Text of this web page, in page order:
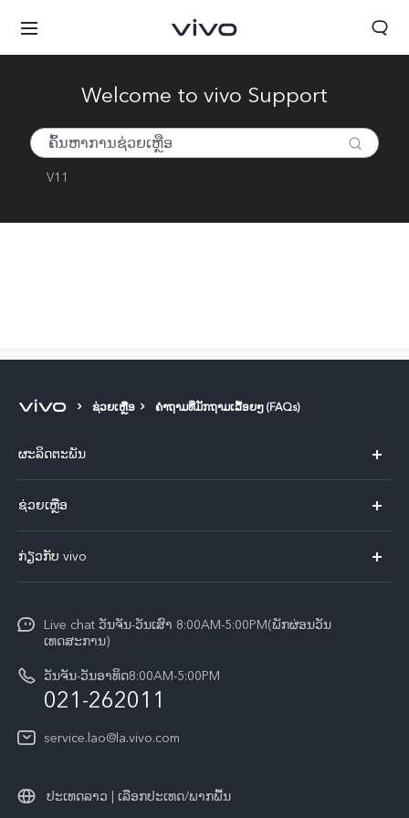
ປະເທດລາວ | ເລືອກປະເທດ/ພາກພື້ນ
Welcome to vivo Support
V11
ຊ່ວຍເຫຼືອ ຄຳຖາມທີ່ມັກຖາມເລື້ອຍໆ (FAQs)
ຜະລິດຕະພັນ
ຊ່ວຍເຫຼືອ
Funtouch OS
ການພິສູດຢືນຢັນ IMEI
ກວດສອບລາຄາອຸປະກອນເສີມ
ການອັບເດດລະບົບ
ກ່ຽວກັບ vivo
ແຈ້ງ​ການ​ທາງ​ກົດ​ໝາຍ
ສູນຄວາມເປັນສ່ວນຕົວ vivo
ຄວາມຍືນຍົງ
Live chat ວັນຈັນ-ວັນເສົາ 8:00AM-5:00PM(ພັກຜ່ອນວັນ
ເທດສະການ)
ວັນຈັນ-ວັນອາທິດ8:00AM-5:00PM
021-262011
service.lao@la.vivo.com
ປະເທດລາວ | ເລືອກປະເທດ/ພາກພື້ນ